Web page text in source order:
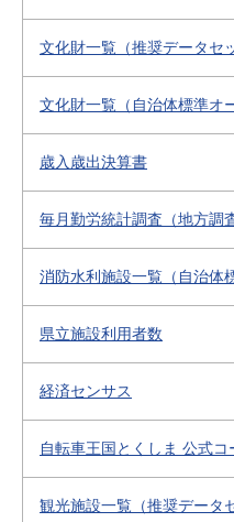
文化財一覧（推奨データセ
文化財一覧（自治体標準オ
歳入歳出決算書
毎月勤労統計調査（地方調
消防水利施設一覧（自治体
県立施設利用者数
経済センサス
自転車王国とくしま 公式コ
観光施設一覧（推奨データ